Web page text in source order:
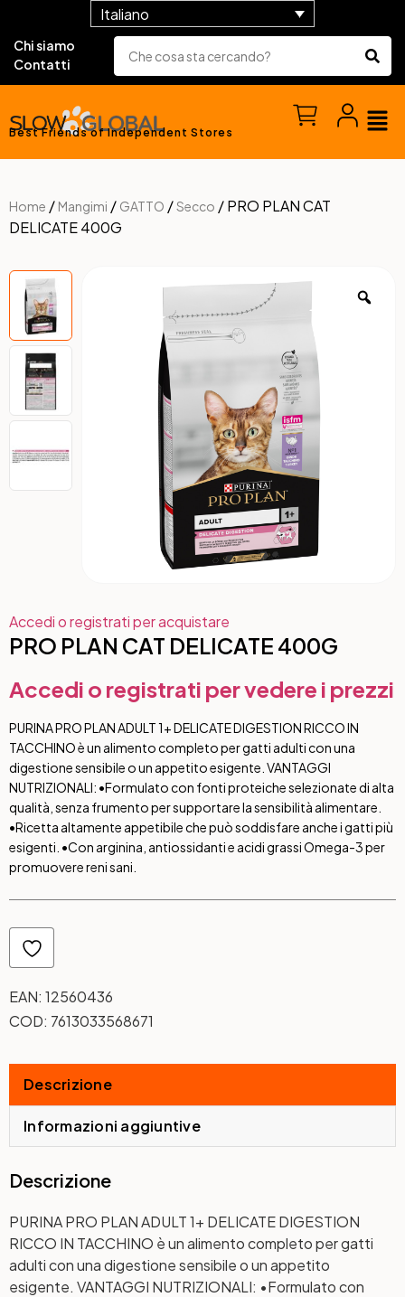
Italiano
Chi siamo
Contatti
Best Friends of Independent Stores
Home / Mangimi / GATTO /Secco / PRO PLAN CAT
DELICATE 400G
Accedi o registrati per acquistare
PRO PLAN CAT DELICATE 400G
Accedi o registrati per vedere i prezzi
PURINA PRO PLAN ADULT 1+ DELICATE DIGESTION RICCO IN
TACCHINO è un alimento completo per gatti adulti con una
digestione sensibile o un appetito esigente. VANTAGGI
NUTRIZIONALI: •Formulato con fonti proteiche selezionate di alta
qualità, senza frumento per supportare la sensibilità alimentare.
•Ricetta altamente appetibile che può soddisfare anche i gatti più
esigenti. •Con arginina, antiossidanti e acidi grassi Omega-3 per
promuovere reni sani.
EAN: 12560436
COD: 7613033568671
Descrizione
Informazioni aggiuntive
Descrizione
PURINA PRO PLAN ADULT 1+ DELICATE DIGESTION
RICCO IN TACCHINO è un alimento completo per gatti
adulti con una digestione sensibile o un appetito
esigente. VANTAGGI NUTRIZIONALI: •Formulato con